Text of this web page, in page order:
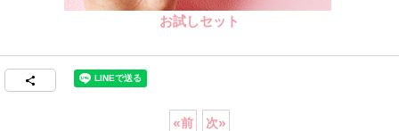
お試しセット
«前 次»